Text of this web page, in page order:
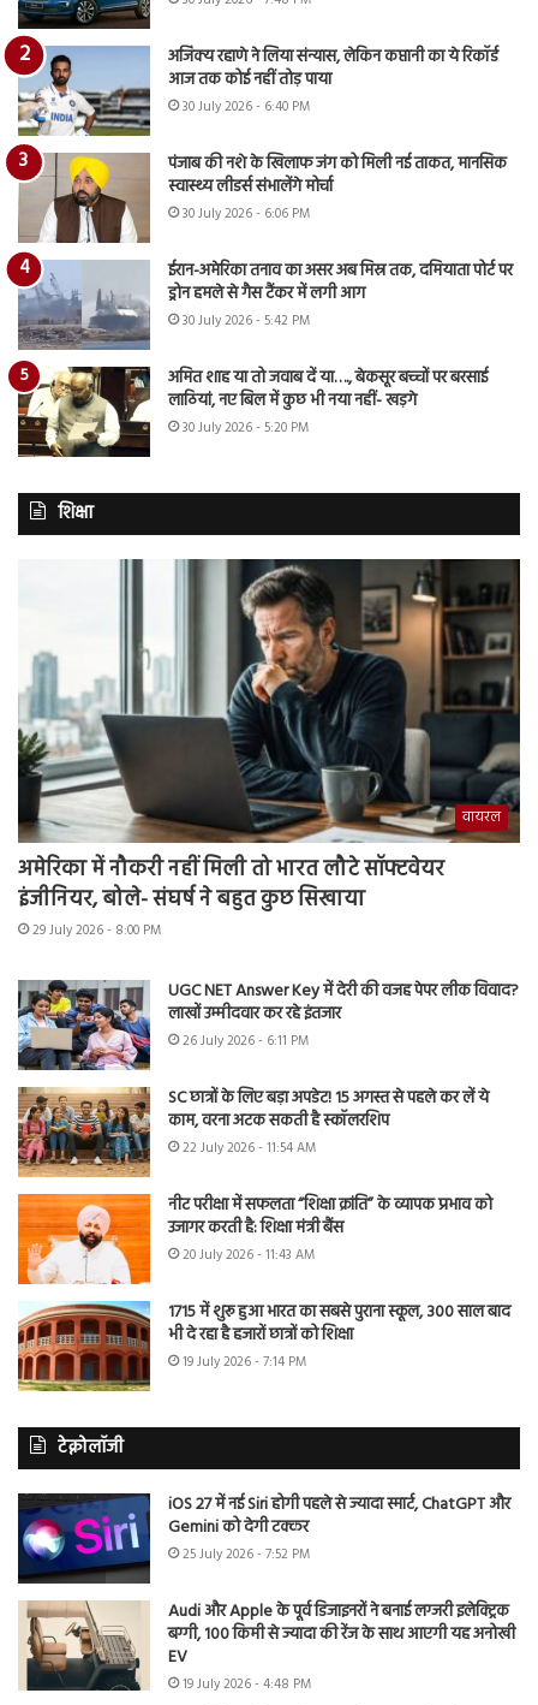
अजिंक्य रहाणे ने लिया संन्यास, लेकिन कप्तानी का ये रिकॉर्ड
आज तक कोई नहीं तोड़ पाया
30 July 2026 - 6:40 PM
पंजाब की नशे के खिलाफ जंग को मिली नई ताकत, मानसिक
स्वास्थ्य लीडर्स संभालेंगे मोर्चा
30 July 2026 - 6:06 PM
ईरान-अमेरिका तनाव का असर अब मिस्र तक, दमियाता पोर्ट पर
ड्रोन हमले से गैस टैंकर में लगी आग
30 July 2026 - 5:42 PM
अमित शाह या तो जवाब दें या…., बेकसूर बच्चों पर बरसाई
लाठियां, नए बिल में कुछ भी नया नहीं- खड़गे
30 July 2026 - 5:20 PM
शिक्षा
वायरल
अमेरिका में नौकरी नहीं मिली तो भारत लौटे सॉफ्टवेयर
इंजीनियर, बोले- संघर्ष ने बहुत कुछ सिखाया
29 July 2026 - 8:00 PM
UGC NET Answer Key में देरी की वजह पेपर लीक विवाद?
लाखों उम्मीदवार कर रहे इंतजार
26 July 2026 - 6:11 PM
SC छात्रों के लिए बड़ा अपडेट! 15 अगस्त से पहले कर लें ये
काम, वरना अटक सकती है स्कॉलरशिप
22 July 2026 - 11:54 AM
नीट परीक्षा में सफलता “शिक्षा क्रांति” के व्यापक प्रभाव को
उजागर करती है: शिक्षा मंत्री बैंस
20 July 2026 - 11:43 AM
1715 में शुरू हुआ भारत का सबसे पुराना स्कूल, 300 साल बाद
भी दे रहा है हजारों छात्रों को शिक्षा
19 July 2026 - 7:14 PM
टेक्नोलॉजी
iOS 27 में नई Siri होगी पहले से ज्यादा स्मार्ट, ChatGPT और
Gemini को देगी टक्कर
25 July 2026 - 7:52 PM
Audi और Apple के पूर्व डिजाइनरों ने बनाई लग्जरी इलेक्ट्रिक
बग्गी, 100 किमी से ज्यादा की रेंज के साथ आएगी यह अनोखी
EV
19 July 2026 - 4:48 PM